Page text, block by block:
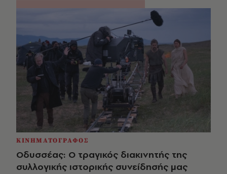
ΚΙΝΗΜΑΤΟΓΡΑΦΟΣ
Οδυσσέας: Ο τραγικός διακινητής της
συλλογικής ιστορικής συνείδησής μας